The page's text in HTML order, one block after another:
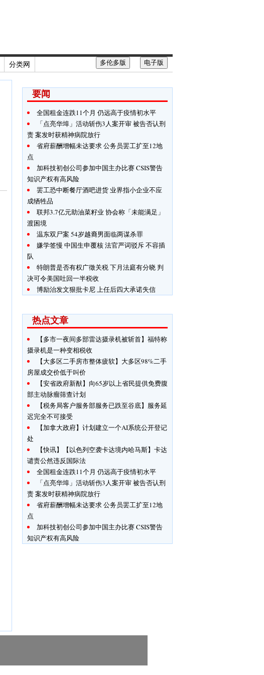
分类网 电子版
多伦多版
要闻
全国租金连跌11个月 仍远高于疫情初水平
「点亮华埠」活动斩伤3人案开审 被告否认刑
责 案发时获精神病院放行
省府薪酬增幅未达要求 公务员罢工扩至12地
点
加科技初创公司参加中国主办比赛 CSIS警告
知识产权有高风险
罢工恐中断餐厅酒吧进货 业界指小企业不应
成牺牲品
联邦3.7亿元助油菜籽业 协会称「未能满足」
渡困境
温东双尸案 54岁越裔男面临两谋杀罪
嫌学签慢 中国生申覆核 法官严词驳斥 不容插
队
特朗普是否有权广徵关税 下月法庭有分晓 判
决可令美国吐回一半税收
博励治发文狠批卡尼 上任后四大承诺失信
热点文章
【多市一夜间多部雷达摄录机被斩首】福特称
摄录机是一种变相税收
【大多区二手房市整体疲软】大多区98%二手
房屋成交价低于叫价
【安省政府新猷】向65岁以上省民提供免费腹
部主动脉瘤筛查计划
【税务局客户服务部服务已跌至谷底】服务延
迟完全不可接受
【加拿大政府】计划建立一个AI系统公开登记
处
【快讯】【以色列空袭卡达境内哈马斯】卡达
谴责公然违反国际法
全国租金连跌11个月 仍远高于疫情初水平
「点亮华埠」活动斩伤3人案开审 被告否认刑
责 案发时获精神病院放行
省府薪酬增幅未达要求 公务员罢工扩至12地
点
加科技初创公司参加中国主办比赛 CSIS警告
知识产权有高风险